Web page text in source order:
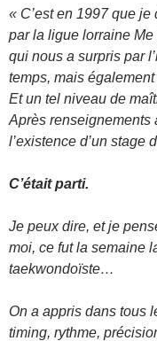
« C’est en 1997 que
par la ligue lorraine
qui nous a surpris par
temps, mais
Et un tel niveau de
Après renseignements
l’existence d’un stage
C’était parti.
Je peux dire, et je
moi, ce fut la semaine
taekwondoïste…
On a appris dans tous
timing, rythme,